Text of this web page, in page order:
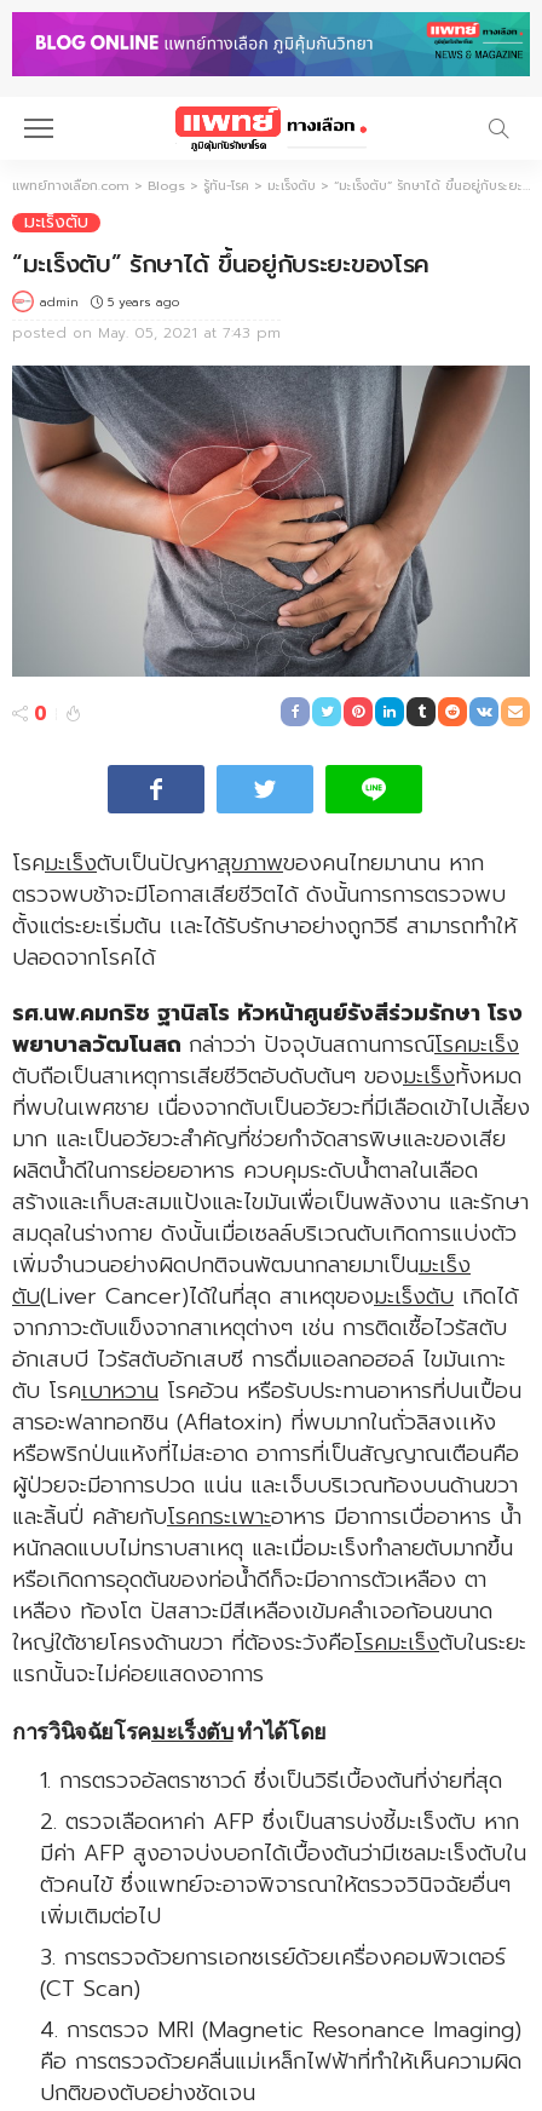
แพทย์ทางเลือก.com > Blogs > รู้ทัน-โรค > มะเร็งตับ > “มะเร็งตับ” รักษาได้ ขึ้นอยู่กับระยะของโรค
มะเร็งตับ
“มะเร็งตับ” รักษาได้ ขึ้นอยู่กับระยะของโรค
admin 5 years ago
posted on May. 05, 2021 at 7:43 pm
0
โรคมะเร็งตับเป็นปัญหาสุขภาพของคนไทยมานาน หาก
ตรวจพบช้าจะมีโอกาสเสียชีวิตได้ ดังนั้นการการตรวจพบ
ตั้งแต่ระยะเริ่มต้น เเละได้รับรักษาอย่างถูกวิธี สามารถทำให้
ปลอดจากโรคได้
รศ.นพ.คมกริช ฐานิสโร หัวหน้าศูนย์รังสีร่วมรักษา โรง
พยาบาลวัฒโนสถ กล่าวว่า ปัจจุบันสถานการณ์โรคมะเร็ง
ตับถือเป็นสาเหตุการเสียชีวิตอับดับต้นๆ ของมะเร็งทั้งหมด
ที่พบในเพศชาย เนื่องจากตับเป็นอวัยวะที่มีเลือดเข้าไปเลี้ยง
มาก และเป็นอวัยวะสำคัญที่ช่วยกำจัดสารพิษและของเสีย
ผลิตน้ำดีในการย่อยอาหาร ควบคุมระดับน้ำตาลในเลือด
สร้างและเก็บสะสมแป้งและไขมันเพื่อเป็นพลังงาน และรักษา
สมดุลในร่างกาย ดังนั้นเมื่อเซลล์บริเวณตับเกิดการแบ่งตัว
เพิ่มจำนวนอย่างผิดปกติจนพัฒนากลายมาเป็นมะเร็ง
ตับ(Liver Cancer)ได้ในที่สุด สาเหตุของมะเร็งตับ เกิดได้
จากภาวะตับแข็งจากสาเหตุต่างๆ เช่น การติดเชื้อไวรัสตับ
อักเสบบี ไวรัสตับอักเสบซี การดื่มแอลกอฮอล์ ไขมันเกาะ
ตับ โรคเบาหวาน โรคอ้วน หรือรับประทานอาหารที่ปนเปื้อน
สารอะฟลาทอกซิน (Aflatoxin) ที่พบมากในถั่วลิสงเเห้ง
หรือพริกป่นแห้งที่ไม่สะอาด อาการที่เป็นสัญญาณเตือนคือ
ผู้ป่วยจะมีอาการปวด แน่น และเจ็บบริเวณท้องบนด้านขวา
และลิ้นปี่ คล้ายกับโรคกระเพาะอาหาร มีอาการเบื่ออาหาร น้ำ
หนักลดแบบไม่ทราบสาเหตุ และเมื่อมะเร็งทำลายตับมากขึ้น
หรือเกิดการอุดตันของท่อน้ำดีก็จะมีอาการตัวเหลือง ตา
เหลือง ท้องโต ปัสสาวะมีสีเหลืองเข้มคลำเจอก้อนขนาด
ใหญ่ใต้ชายโครงด้านขวา ที่ต้องระวังคือโรคมะเร็งตับในระยะ
แรกนั้นจะไม่ค่อยแสดงอาการ
การวินิจฉัยโรคมะเร็งตับทำได้โดย
การตรวจอัลตราซาวด์ ซึ่งเป็นวิธีเบื้องต้นที่ง่ายที่สุด
ตรวจเลือดหาค่า AFP ซึ่งเป็นสารบ่งชี้มะเร็งตับ หาก
มีค่า AFP สูงอาจบ่งบอกได้เบื้องต้นว่ามีเซลมะเร็งตับใน
ตัวคนไข้ ซึ่งแพทย์จะอาจพิจารณาให้ตรวจวินิจฉัยอื่นๆ
เพิ่มเติมต่อไป
การตรวจด้วยการเอกซเรย์ด้วยเครื่องคอมพิวเตอร์
(CT Scan)
การตรวจ MRI (Magnetic Resonance Imaging)
คือ การตรวจด้วยคลื่นแม่เหล็กไฟฟ้าที่ทำให้เห็นความผิด
ปกติของตับอย่างชัดเจน